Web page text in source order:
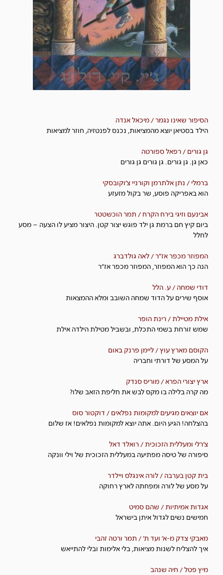
הסיפור שאינו נגמר / מיכאל אנדה
הילד בסטיאן יוצא מהמציאות, נכנס לפנטזיה, חוזר למציאות
גן גורים / רפאל ספורטה
כאן גן. גן גורים. גן גורים גן גורים
ברמלי / נתן אלתרמן וקורניי צ'וקובסקי
הוא באפריקה פוסע, שר בקול מזעזע
אבינעם וזיגי בירח הקרח / תמר הוכשטטר
ביום קיץ חם ברמת גן ילד פוגש יצור קטן. היצור מציע לו הצעה – מסע
לחלל
המפוזר מכפר אז"ר / לאה גולדברג
הנה כך הוא המפוזר, המפוזר מכפר אז"ר
דודי שמחה / ע. הלל
אוסף שירים על הדוד שמחה השובב ומלא ההמצאות
אילת מטיילת / רינת הופר
שמש זורחת בשמי התכלת, ובשביל מטילת הילדה אילת
הקוסם מארץ עוץ / ליימן פרנק באום
על המסע של דורתי וחבריה
ארץ יצורי הפרא / מוריס סנדק
מה קרה בלילה בו מקס לבש את חליפת הזאב שלו?
אם יוצאים מגיעים למקומות נפלאים / דוקטור סוס
בהצלחה! הגיע היום. אתה יוצא למקומות נפלאים! אז שלום
צ'רלי ומעללית הזכוכית / רואלד דאל
סיפורה של טיסה מפתיעה במעללית הזכוכית של וילי וונקה
בית קטן בערבה / לורה אינגלס ויילדר
על מסע של לורה ומפחתה לארץ רחוקה
אגדות אמיתיות / שהם סמיט
חמישים נשים לגדול איתן בישראל
מאבקי צדק מ-א׳ ועד ת׳ / תמר ורטה זהבי
איך להצליח לשנות מציאות, בלי אלימות ובלי להתייאש
מיץ פטל / חיה שנהב